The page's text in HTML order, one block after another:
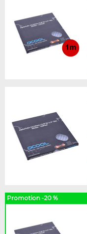
Promotion -20 %